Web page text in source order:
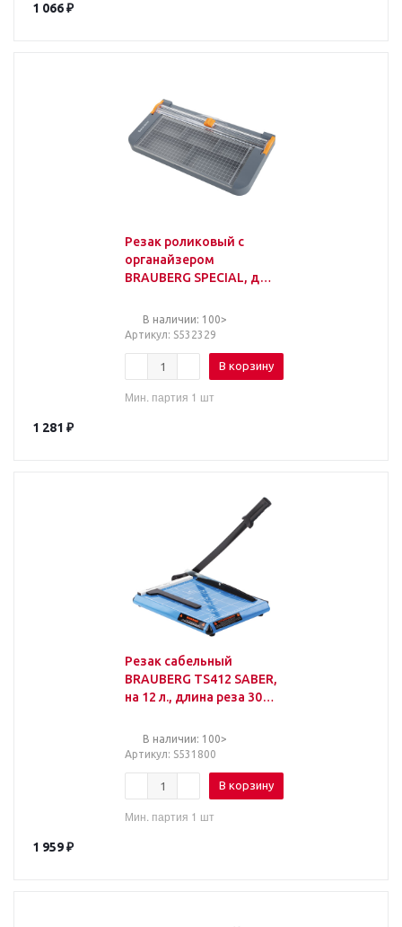
1 066₽
Резак роликовый с
органайзером
BRAUBERG SPECIAL, до
А4, 532329
В наличии: 100>
Артикул: S532329
В корзину
Мин. партия 1 шт
1 281 ₽
Резак сабельный
BRAUBERG TS412 SABER,
на 12 л., длина реза 300
основание, A4, 5318
В наличии: 100>
Артикул: S531800
В корзину
Мин. партия 1 шт
1 959₽